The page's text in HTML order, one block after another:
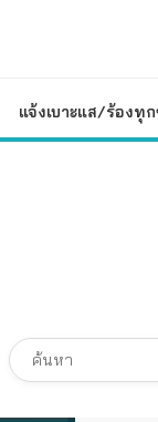
แจ้งเบาะแส/ร้องทุ